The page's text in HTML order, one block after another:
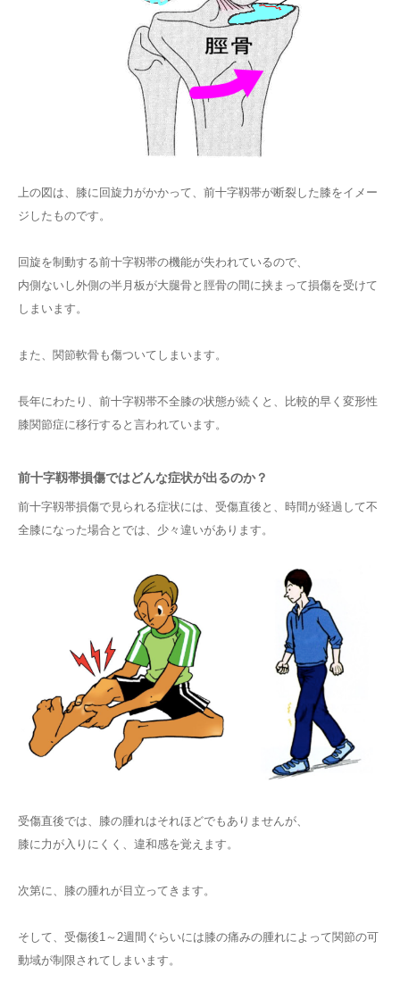
上の図は、膝に回旋力がかかって、前十字靱帯が断裂した膝をイメー
ジしたものです。
回旋を制動する前十字靱帯の機能が失われているので、
内側ないし外側の半月板が大腿骨と脛骨の間に挟まって損傷を受けて
しまいます。
また、関節軟骨も傷ついてしまいます。
長年にわたり、前十字靱帯不全膝の状態が続くと、比較的早く変形性
膝関節症に移行すると言われています。
前十字靱帯損傷ではどんな症状が出るのか？
前十字靱帯損傷で見られる症状には、受傷直後と、時間が経過して不
全膝になった場合とでは、少々違いがあります。
受傷直後では、膝の腫れはそれほどでもありませんが、
膝に力が入りにくく、違和感を覚えます。
次第に、膝の腫れが目立ってきます。
そして、受傷後1～2週間ぐらいには膝の痛みの腫れによって関節の可
動域が制限されてしまいます。